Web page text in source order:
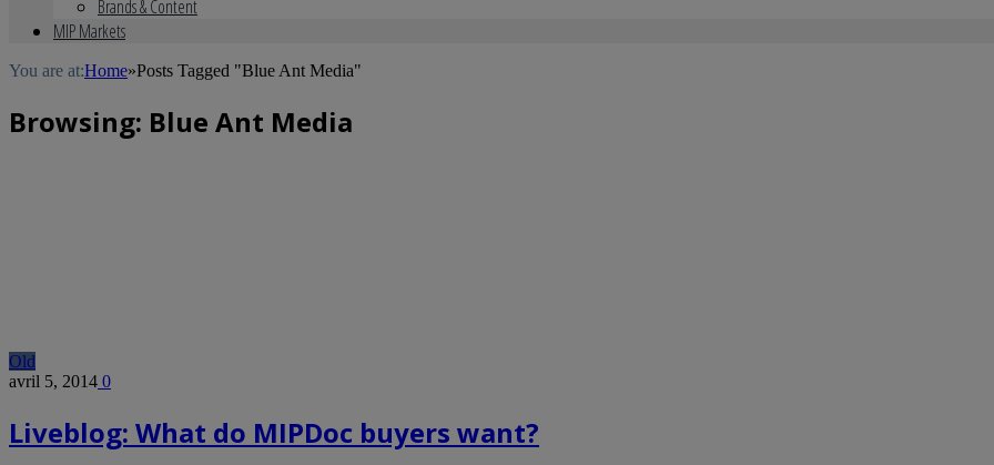
Brands & Content
MIP Markets
You are at:Home»Posts Tagged "Blue Ant Media"
Browsing: Blue Ant Media
Old
avril 5, 2014 0
Liveblog: What do MIPDoc buyers want?